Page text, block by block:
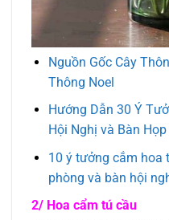
Nguồn Gốc Cây
Thông Noel
Hướng Dẫn 30 Ý
Hội Nghị và Bàn
10 ý tưởng cắm hoa
phòng và bàn hội
2/ Hoa cẩm tú cầu